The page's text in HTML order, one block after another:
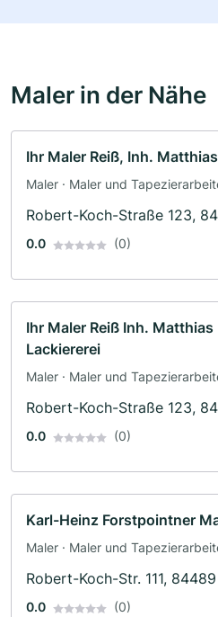
Maler in der Nähe
Ihr Maler Reiß, Inh.
Maler · Maler und
Robert-Koch-Straße 123,
0.0 (0)
Ihr Maler Reiß Inh.
Lackiererei
Maler · Maler und
Robert-Koch-Straße 123,
0.0 (0)
Karl-Heinz Forstpointner
Maler · Maler und
Robert-Koch-Str. 111,
0.0 (0)